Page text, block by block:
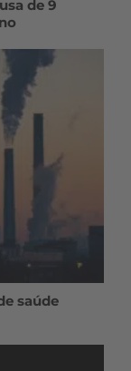
de 9
saúde